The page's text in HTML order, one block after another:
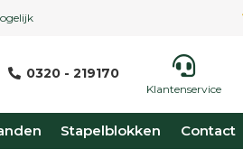
0320 - 219170
Klantenservice
Stapelblokken Contact